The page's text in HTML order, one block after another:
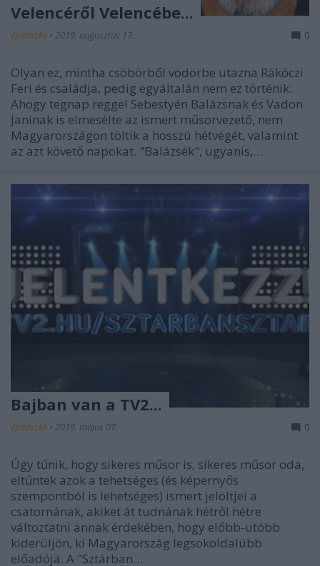
Velencéről Velencébe...
építészke • 2019. augusztus 17. 0
Olyan ez, mintha csöbörből vödörbe utazna Rákóczi
Feri és családja, pedig egyáltalán nem ez történik.
Ahogy tegnap reggel Sebestyén Balázsnak és Vadon
Janinak is elmesélte az ismert műsorvezető, nem
Magyarországon töltik a hosszú hétvégét, valamint
az azt követő napokat. "Balázsék", ugyanis,…
Bajban van a TV2...
építészke • 2019. május 07. 0
Úgy tűnik, hogy sikeres műsor is, sikeres műsor oda,
eltűntek azok a tehetséges (és képernyős
szempontból is lehetséges) ismert jelöltjei a
csatornának, akiket át tudnának hétről hétre
változtatni annak érdekében, hogy előbb-utóbb
kiderüljön, ki Magyarország legsokoldalúbb
előadója. A "Sztárban…